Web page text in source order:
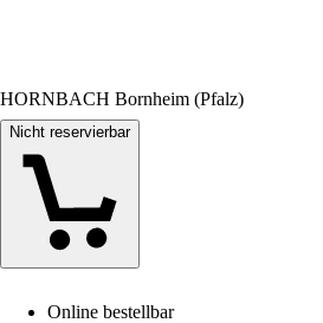
HORNBACH Bornheim (Pfalz)
Nicht reservierbar
Online bestellbar